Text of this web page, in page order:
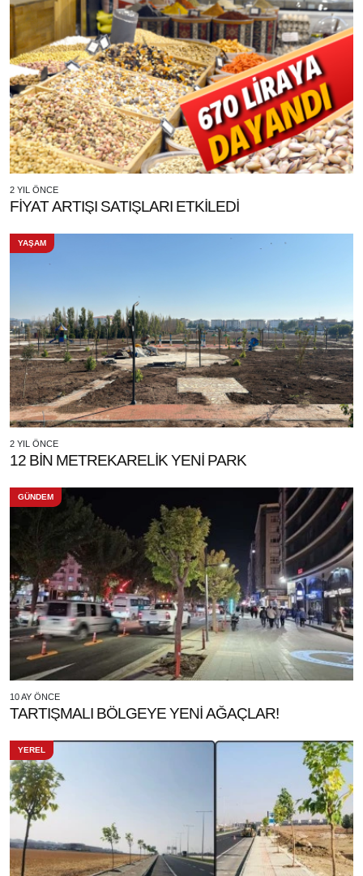
2 YIL ÖNCE
FİYAT ARTIŞI SATIŞLARI ETKİLEDİ
YAŞAM
2 YIL ÖNCE
12 BİN METREKARELİK YENİ PARK
GÜNDEM
10 AY ÖNCE
TARTIŞMALI BÖLGEYE YENİ AĞAÇLAR!
YEREL